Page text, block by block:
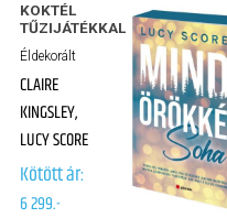
KOKTÉL
TŰZIJÁTÉKKAL
Éldekorált
CLAIRE
KINGSLEY,
LUCY SCORE
Kötött ár:
6 299.-